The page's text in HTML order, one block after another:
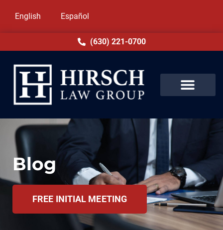
English Español
(630) 221-0700
Blog
FREE INITIAL MEETING